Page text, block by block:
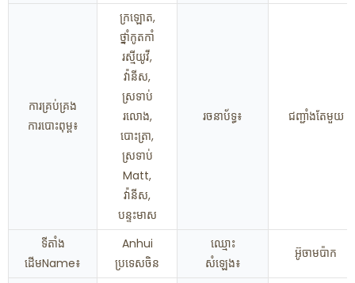
ការគ្រប់គ្រង
ការបោះពុម្ព៖
ក្រឡោត,
ថ្នាំកូតកាំ
រស្មីយូវី,
វ៉ានីស,
ស្រទាប់
រលោង,
បោះត្រា,
ស្រទាប់
Matt,
វ៉ានីស,
បន្ទះមាស
រចនាប័ទ្ធ៖ ជញ្ជាំងតែមួយ
ទីតាំង
ដើមName៖
Anhui
ប្រទេសចិន
ឈ្មោះ
សំឡេង៖
អ៊ូចាមប៉ាក